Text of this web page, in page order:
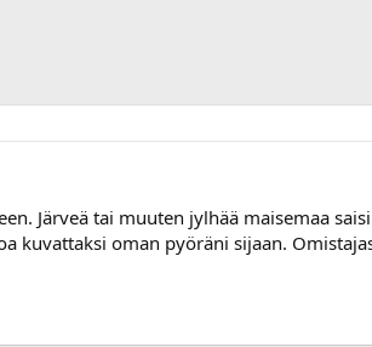
Järveä tai muuten jylhää maisemaa
kuvattaksi oman pyöräni sijaan.